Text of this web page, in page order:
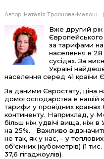
Автор: Наталія Троянова-Малош
Вже другий
за тарифами на
населення в 28
сусідах. За
Україні
населення серед 41 країни
За даними Євростату, ціна
домогосподарства в нашій
тарифи у провідних країнах
континенту. Наприклад, у
більш ніж удвічі вища, ніж
на 25%. Важливо
не так, як у нас, – у
об'ємних (кубометрів) (1
37,6 гігаджоулів).